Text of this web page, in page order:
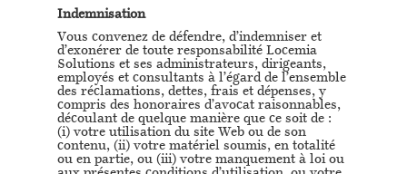
Indemnisation
Vous convenez de défendre, d’indemniser et
d’exonérer de toute responsabilité Locemia
Solutions et ses administrateurs, dirigeants,
employés et consultants à l’égard de l’ensemble
des réclamations, dettes, frais et dépenses, y
compris des honoraires d’avocat raisonnables,
découlant de quelque manière que ce soit de :
(i) votre utilisation du site Web ou de son
contenu, (ii) votre matériel soumis, en totalité
ou en partie, ou (iii) votre manquement à loi ou